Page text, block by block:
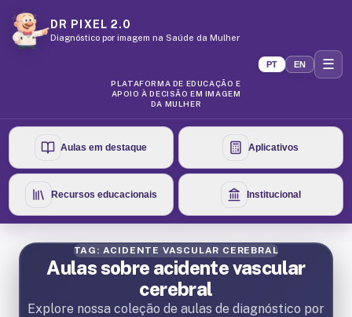
DR PIXEL 2.0
Diagnóstico por imagem na Saúde da Mulher
PLATAFORMA DE EDUCAÇÃO E
APOIO À DECISÃO EM IMAGEM
DA MULHER
PT EN ☰
Aulas em destaque Aplicativos
Recursos educacionais Institucional
TAG: ACIDENTE VASCULAR CEREBRAL
Aulas sobre acidente vascular
cerebral
Explore nossa coleção de aulas de diagnóstico por